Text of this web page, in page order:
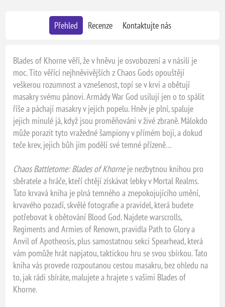
Přehled Recenze Kontaktujte nás
Blades of Khorne věří, že v hněvu je osvobození a v násilí je
moc. Tito věřící nejhněvivějších z Chaos Gods opouštějí
veškerou rozumnost a vznešenost, topí se v krvi a obětují
masakry svému pánovi. Armády War God usilují jen o to spálit
říše a páchají masakry v jejich popelu. Hněv je plní, spaluje
jejich minulé já, když jsou proměňováni v živé zbraně. Málokdo
může porazit tyto vražedné šampiony v přímém boji, a dokud
teče krev, jejich bůh jim podělí své temné přízeně…
Chaos Battletome: Blades of Khorneje nezbytnou knihou pro
sběratele a hráče, kteří chtějí získávat lebky v Mortal Realms.
Tato krvavá kniha je plná temného a znepokojujícího umění,
krvavého pozadí, skvělé fotografie a pravidel, která budete
potřebovat k obětování Blood God. Najdete warscrolls,
Regiments and Armies of Renown, pravidla Path to Glory a
Anvil of Apotheosis, plus samostatnou sekci Spearhead, která
vám pomůže hrát napjatou, taktickou hru se svou sbírkou. Tato
kniha vás provede rozpoutanou cestou masakru, bez ohledu na
to, jak rádi sbíráte, malujete a hrajete s vašimi Blades of
Khorne.